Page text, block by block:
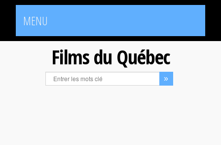
MENU
Films du Québec